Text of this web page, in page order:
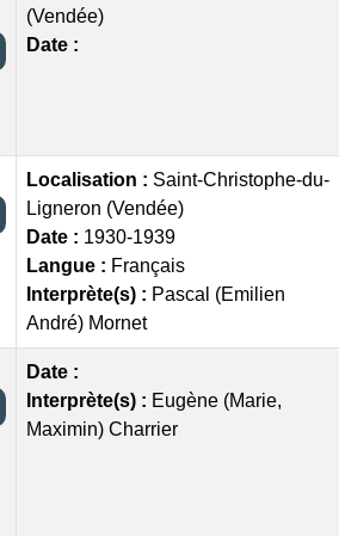
(Vendée)
Date :
Localisation : Saint-Christophe-du-
Ligneron (Vendée)
Date : 1930-1939
Langue : Français
Interprète(s) : Pascal (Emilien
André) Mornet
Date :
Interprète(s) : Eugène (Marie,
Maximin) Charrier